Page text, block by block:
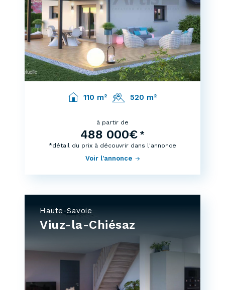
110 m² 520 m²
à partir de
488 000€ *
Voir l'annonce
*détail du prix à découvrir dans l'annonce
Haute-Savoie
Viuz-la-Chiésaz